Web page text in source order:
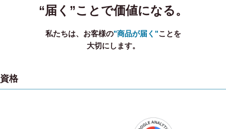
“届く”ことで価値になる。
私たちは、お客様の"商品が届く"ことを
大切にします。
資格